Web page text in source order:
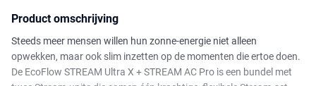
Product omschrijving
Steeds meer mensen willen hun zonne-energie niet alleen
opwekken, maar ook slim inzetten op de momenten die ertoe doen.
De EcoFlow STREAM Ultra X + STREAM AC Pro is een bundel met